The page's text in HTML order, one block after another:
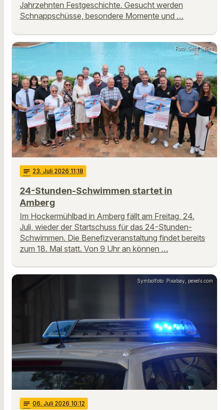
Jahrzehnten Festgeschichte. Gesucht werden
Schnappschüsse, besondere Momente und …
Foto: Gerd Spies
notes 23. Juli 2026 11:18
24-Stunden-Schwimmen startet in
Amberg
Im Hockermühlbad in Amberg fällt am Freitag, 24.
Juli, wieder der Startschuss für das 24-Stunden-
Schwimmen. Die Benefizveranstaltung findet bereits
zum 18. Mal statt. Von 9 Uhr an können …
Symbolfoto: Pixabay, pexels.com
notes 06. Juli 2026 10:12